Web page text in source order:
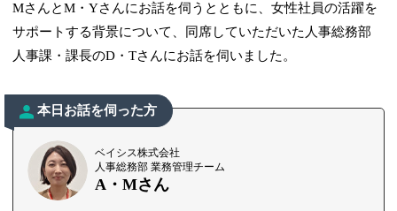
MさんとM・Yさんにお話を伺うとともに、女性社員の活躍を
サポートする背景について、同席していただいた人事総務部
人事課・課長のD・Tさんにお話を伺いました。
本日お話を伺った方
ベイシス株式会社
人事総務部 業務管理チーム
A・Mさん